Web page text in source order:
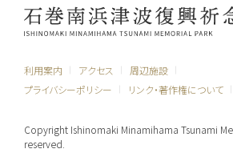
利用案内 アクセス
周辺施設
プライバシーポリシー
リンク・著作権について
Copyright Ishinomaki Minamihama Tsunami
reserved.